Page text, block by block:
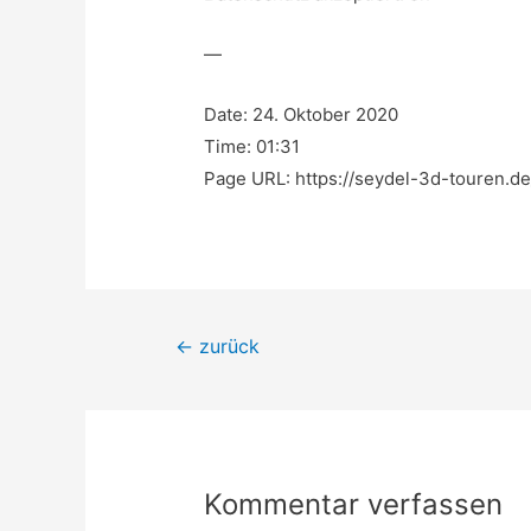
—
Date: 24. Oktober 2020
Time: 01:31
Page URL: https://seydel-3d-
Beitragsnavigation
← zurück
Kommentar verfassen